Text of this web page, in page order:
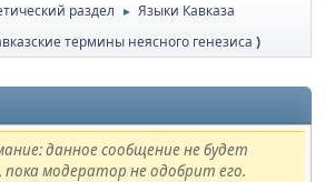
раздел ► Языки Кавказа
термины неясного генезиса )
данное сообщение не будет
модератор не одобрит его.